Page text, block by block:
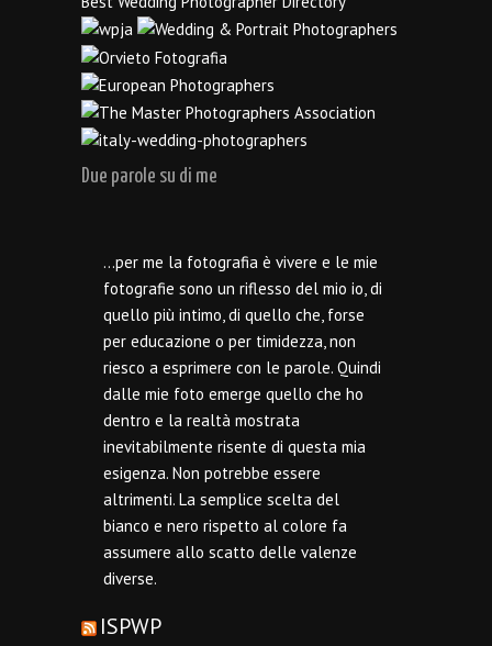
Due parole su di me
…per me la fotografia è vivere e le mie
fotografie sono un riflesso del mio io, di
quello più intimo, di quello che, forse
per educazione o per timidezza, non
riesco a esprimere con le parole. Quindi
dalle mie foto emerge quello che ho
dentro e la realtà mostrata
inevitabilmente risente di questa mia
esigenza. Non potrebbe essere
altrimenti. La semplice scelta del
bianco e nero rispetto al colore fa
assumere allo scatto delle valenze
diverse.
ISPWP